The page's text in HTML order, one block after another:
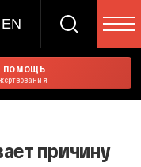
EN
ПОМОЩЬ
причину